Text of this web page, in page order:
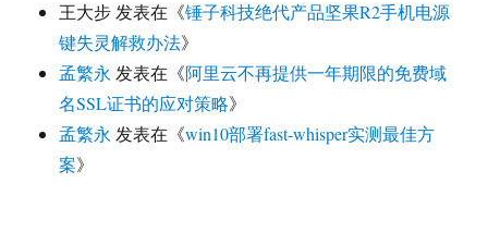
王大步 发表在《锤子科技绝代产品坚果R2手机电源
键失灵解救办法》
孟繁永 发表在《阿里云不再提供一年期限的免费域
名SSL证书的应对策略》
孟繁永 发表在《win10部署fast-whisper实测最佳方
案》